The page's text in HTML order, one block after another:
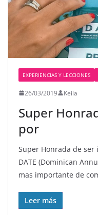
EXPERIENCIAS Y LECCIONES
26/03/2019 Keila
Super
por
Super Honrada de ser
DATE (Dominican
mas importante de
Leer más